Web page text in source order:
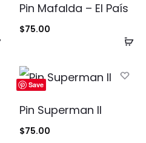
Añadir
carrito
Pin Mafalda – El País
$75.00
Save
Pin Superman II
$75.00